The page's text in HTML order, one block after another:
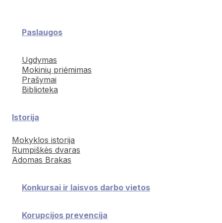
Paslaugos
Ugdymas
Mokinių priėmimas
Prašymai
Biblioteka
Istorija
Mokyklos istorija
Rumpiškės dvaras
Adomas Brakas
Konkursai ir laisvos darbo vietos
Korupcijos prevencija